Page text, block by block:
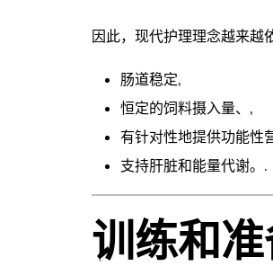
因此，现代护理理念越来越
肠道稳定,
恒定的饲料摄入量、,
有针对性地提供功能性
支持肝脏和能量代谢。.
训练和